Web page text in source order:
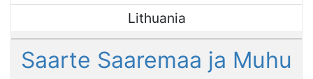
Lithuania
Saarte Saaremaa ja Muhu